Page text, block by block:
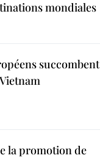
mondiales
succombent
la promotion de